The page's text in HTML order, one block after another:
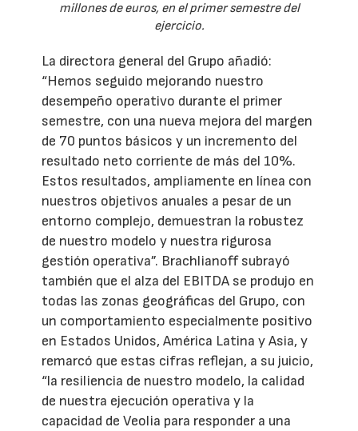
millones de euros, en el primer semestre del
ejercicio.
La directora general del Grupo añadió:
“Hemos seguido mejorando nuestro
desempeño operativo durante el primer
semestre, con una nueva mejora del margen
de 70 puntos básicos y un incremento del
resultado neto corriente de más del 10%.
Estos resultados, ampliamente en línea con
nuestros objetivos anuales a pesar de un
entorno complejo, demuestran la robustez
de nuestro modelo y nuestra rigurosa
gestión operativa”. Brachlianoff subrayó
también que el alza del EBITDA se produjo en
todas las zonas geográficas del Grupo, con
un comportamiento especialmente positivo
en Estados Unidos, América Latina y Asia, y
remarcó que estas cifras reflejan, a su juicio,
“la resiliencia de nuestro modelo, la calidad
de nuestra ejecución operativa y la
capacidad de Veolia para responder a una